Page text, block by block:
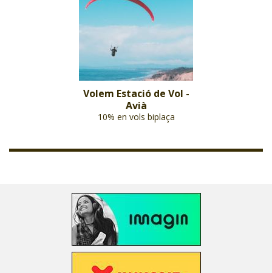
Volem Estació de Vol -
Avià
10% en vols biplaça